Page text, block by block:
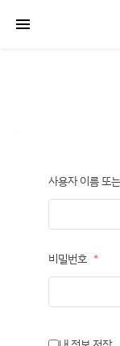
사용자 이름 또
비밀번호 *